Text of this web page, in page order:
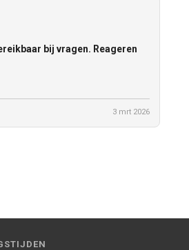
bij vragen. Reageren
3 mrt 2026